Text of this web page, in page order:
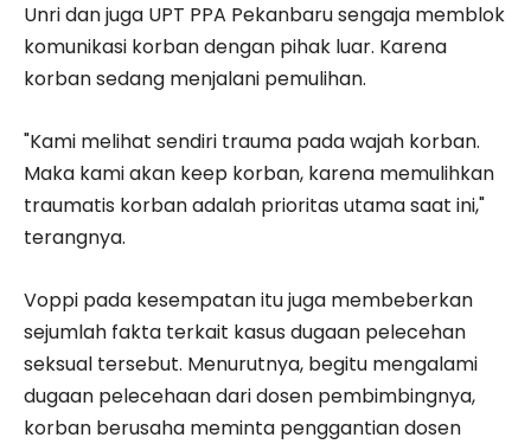
Unri dan juga UPT PPA Pekanbaru sengaja memblok
komunikasi korban dengan pihak luar. Karena
korban sedang menjalani pemulihan.
"Kami melihat sendiri trauma pada wajah korban.
Maka kami akan keep korban, karena memulihkan
traumatis korban adalah prioritas utama saat ini,"
terangnya.
Voppi pada kesempatan itu juga membeberkan
sejumlah fakta terkait kasus dugaan pelecehan
seksual tersebut. Menurutnya, begitu mengalami
dugaan pelecehaan dari dosen pembimbingnya,
korban berusaha meminta penggantian dosen